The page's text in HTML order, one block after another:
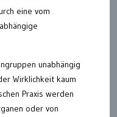
eine vom
unabhängig
Wirklichkeit kaum
Praxis werden
oder von